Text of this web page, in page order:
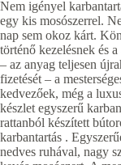
Nem igényel
egy kis mosószerrel.
nap sem okoz kárt.
történő kezelésnek és
– az anyag teljesen
fizetését – a
kedvezőek, még a
készlet egyszerű
rattanból készített
karbantartás .
nedves ruhával, nagy